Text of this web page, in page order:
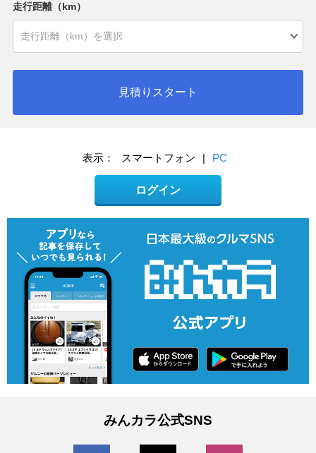
走行距離（km）
見積りスタート
表示： スマートフォン | PC
ログイン
みんカラ公式SNS